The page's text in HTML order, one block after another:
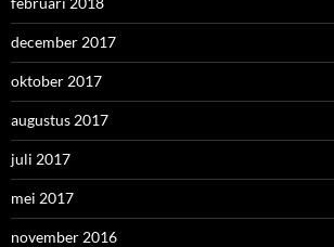
december 2017
oktober 2017
augustus 2017
juli 2017
mei 2017
november 2016